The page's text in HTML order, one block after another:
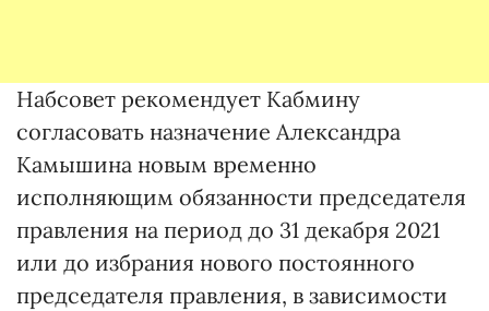
Набсовет рекомендует Кабмину
согласовать назначение Александра
Камышина новым временно
исполняющим обязанности председателя
правления на период до 31 декабря 2021
или до избрания нового постоянного
председателя правления, в зависимости